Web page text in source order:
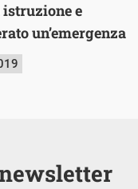
istruzione e
un’emergenza